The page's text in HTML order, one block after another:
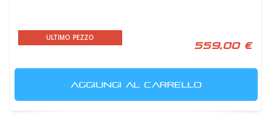
ULTIMO PEZZO
559,00 €
AGGIUNGI AL CARRELLO